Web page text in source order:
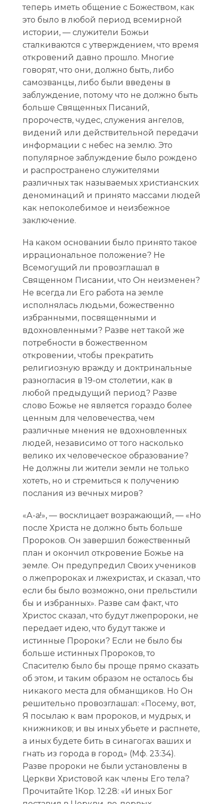
теперь иметь общение с Божеством, как
это было в любой период всемирной
истории, — служители Божьи
сталкиваются с утверждением, что время
откровений давно прошло. Многие
говорят, что они, должно быть, либо
самозванцы, либо были введены в
заблуждение, потому что не должно быть
больше Священных Писаний,
пророчеств, чудес, служения ангелов,
видений или действительной передачи
информации с небес на землю. Это
популярное заблуждение было рождено
и распространено служителями
различных так называемых христианских
деноминаций и принято массами людей
как непоколебимое и неизбежное
заключение.
На каком основании было принято такое
иррациональное положение? Не
Всемогущий ли провозглашал в
Священном Писании, что Он неизменен?
Не всегда ли Его работа на земле
исполнялась людьми, божественно
избранными, посвященными и
вдохновленными? Разве нет такой же
потребности в божественном
откровении, чтобы прекратить
религиозную вражду и доктринальные
разногласия в 19-ом столетии, как в
любой предыдущий период? Разве
слово Божье не является гораздо более
ценным для человечества, чем
различные мнения не вдохновленных
людей, независимо от того насколько
велико их человеческое образование?
Не должны ли жители земли не только
хотеть, но и стремиться к получению
послания из вечных миров?
«А-а!», — восклицает возражающий, — «Но
после Христа не должно быть больше
Пророков. Он завершил божественный
план и окончил откровение Божье на
земле. Он предупредил Своих учеников
о лжепророках и лжехристах, и сказал, что
если бы было возможно, они прельстили
бы и избранных». Разве сам факт, что
Христос сказал, что будут лжепророки, не
передает идею, что будут также и
истинные Пророки? Если не было бы
больше истинных Пророков, то
Спасителю было бы проще прямо сказать
об этом, и таким образом не осталось бы
никакого места для обманщиков. Но Он
решительно провозглашал: «Посему, вот,
Я посылаю к вам пророков, и мудрых, и
книжников; и вы иных убьете и распнете,
а иных будете бить в синагогах ваших и
гнать из города в город» (Мф. 23:34).
Разве пророки не были установлены в
Церкви Христовой как члены Его тела?
Прочитайте 1Кор. 12:28: «И иных Бог